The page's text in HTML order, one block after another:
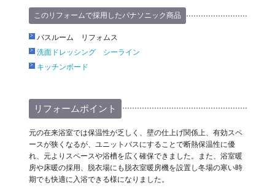
このリフォームで採用したパナソニック商品
バスルーム リフォムス
洗面ドレッシング シーライン
キッチンボード
リフォームポイント
元の在来浴室では保温性が乏しく、壁の仕上げ関係上、有効スペ
ースが狭くなるが、ユニットバスにすることで断熱保温性に優
れ、元よりスペースや浴槽を広く確保できました。また、浴室暖
房や床暖の採用、脱衣場にも脱衣室暖房機を設置し冬場の寒い時
期でも快適に入浴できる様になりました。